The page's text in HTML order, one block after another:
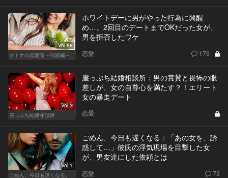
Vol.98
オトナの恋愛論～宿題編～
ホワイトデーに男がやった行為に興醒
め…。2回目のデートまでOKだった女が、
男を拒否したワケ
恋愛 176
Vol.3
崖っぷち結婚相談所
崖っぷち結婚相談所：男の賞賛と畏怖の眼
差しが、女の自尊心を満たす？！エリート
女の暴走デート
恋愛
Vol.1
ごめん、今日も遅くなる。
ごめん、今日も遅くなる：「あの女を、誘
惑して…」彼氏の浮気現場を目撃した女
が、男友達にした依頼とは
恋愛 73